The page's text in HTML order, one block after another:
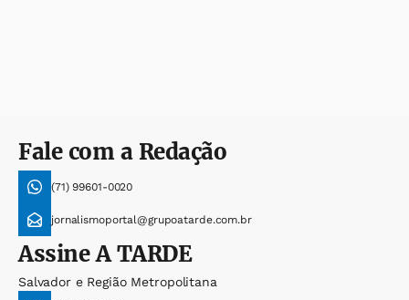
Fale com a Redação
(71) 99601-0020
jornalismoportal@grupoatarde.com.br
AssineA TARDE
Salvador e Região Metropolitana